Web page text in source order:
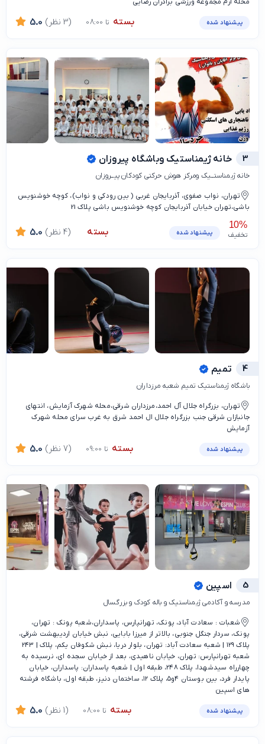
پیشنهاد شده بسته تا 08:00 5.0 (3 نظر)
3 خانه ژیمناستیک وباشگاه پیروزان
خانه ژیمناستــیک ومرکز هوش حرکتی کودکان پیــروزان
تهران، نواب صفوی، آذربایجان غربی ( بین رودکی و نواب)، کوچه خوشنویس
باشی،تهران خیابان آذربایجان کوچه خوشنویس باشی پلاک 21
10%
تخفیف پیشنهاد شده بسته 5.0 (4 نظر)
4 تمیم
باشگاه ژیمناستیک تمیم شعبه مرزداران
تهران، بزرگراه جلال آل احمد،مرزداران شرقی،محله شهرک آزمایش، انتهای
جانبازان شرقی جنب بزرگراه جلال ال احمد شرق به غرب سرای محله شهرک
آزمایش
پیشنهاد شده بسته تا 09:00 5.0 (7 نظر)
5 اسپین
مدرسه و آکادمی ژیمناستیک و باله کودک و بزرگسال
شعبات : سعادت آباد، پونک، تهرانپارس، پاسداران،شعبه پونک : تهران،
پونک، سردار جنگل جنوبی، بالاتر از میرزا بابایی، نبش خیابان اردیبهشت شرقی،
پلاک ۱۲۹ | شعبه سعادت آباد: تهران، بلوار دریا، نبش شکوفان یکم، پلاک‌ | ۲۴۳
شعبه تهرانپارس: تهران، خیابان ناهیدی، بعد از خیابان سجده ای، نرسیده به
چهارراه سیدشهدا، پلاک ۲۴۸، طبقه اول | شعبه پاسداران: پاسداران، خیابان
پایدار فرد، بین بوستان ۴و۵، پلاک ۱۲، ساختمان دنیز، طبقه اول، باشگاه فرشته
های اسپین
پیشنهاد شده بسته تا 08:00 5.0 (1 نظر)